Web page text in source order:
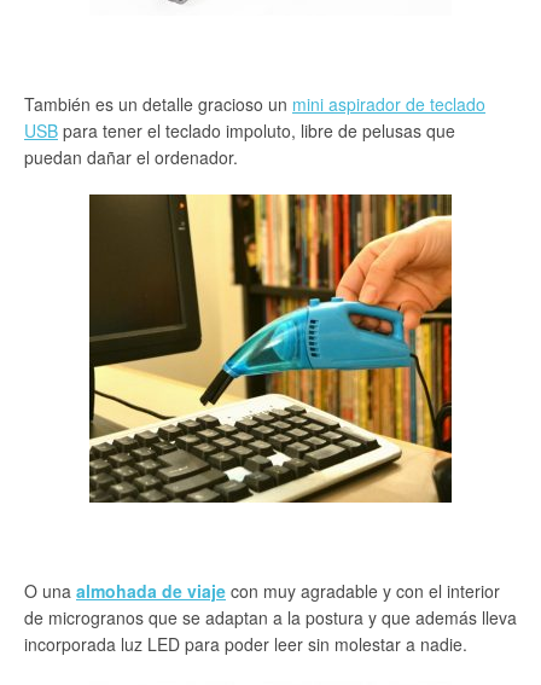
También es un detalle gracioso un mini aspirador de teclado
USB para tener el teclado impoluto, libre de pelusas que
puedan dañar el ordenador.
O una almohada de viaje con muy agradable y con el interior
de microgranos que se adaptan a la postura y que además lleva
incorporada luz LED para poder leer sin molestar a nadie.